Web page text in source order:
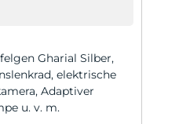
Gharial Silber,
elektrische
Adaptiver
u. v. m.